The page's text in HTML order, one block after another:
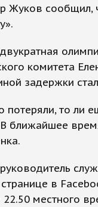
Жуков сообщил,
комитета
задержки
потеряли, то ли
В ближайшее
в
местного